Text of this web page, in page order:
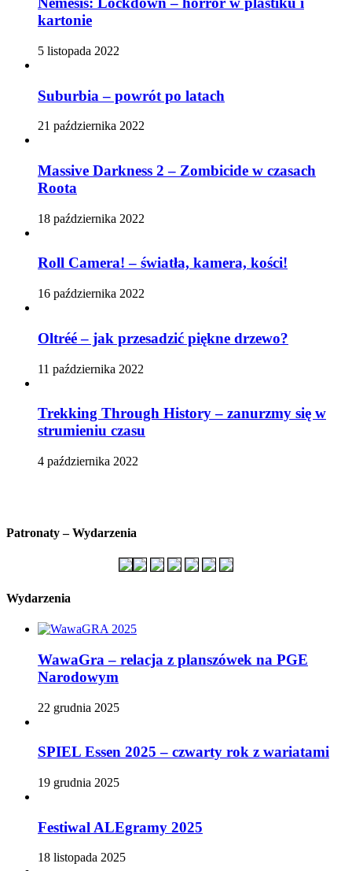
kartonie
5 listopada 2022
Suburbia – powrót po latach
21 października 2022
Massive Darkness 2 – Zombicide w czasach
Roota
18 października 2022
Roll Camera! – światła, kamera, kości!
16 października 2022
Oltréé – jak przesadzić piękne drzewo?
11 października 2022
Trekking Through History – zanurzmy się w
strumieniu czasu
4 października 2022
Patronaty – Wydarzenia
Wydarzenia
WawaGra – relacja z planszówek na PGE
Narodowym
22 grudnia 2025
SPIEL Essen 2025 – czwarty rok z wariatami
19 grudnia 2025
Festiwal ALEgramy 2025
18 listopada 2025